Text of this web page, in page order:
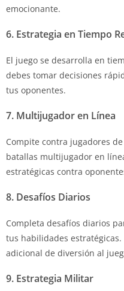
emocionante.
6. Estrategia en Tiempo
El juego se desarrolla en
debes tomar decisiones
tus oponentes.
7. Multijugador en Línea
Compite contra jugadores
batallas multijugador en
estratégicas contra
8. Desafíos Diarios
Completa desafíos diarios
tus habilidades estratégicas.
adicional de diversión al
9. Estrategia Militar